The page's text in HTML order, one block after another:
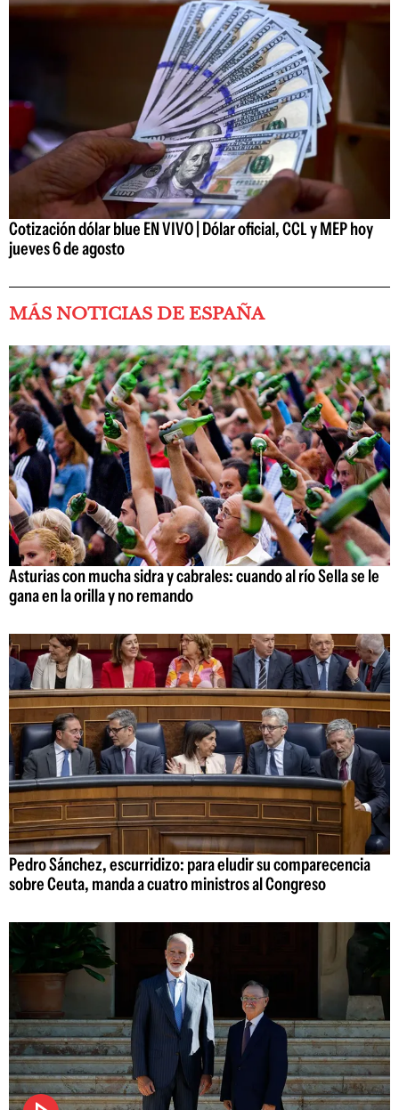
Cotización dólar blue EN VIVO | Dólar oficial, CCL y MEP hoy
jueves 6 de agosto
MÁS NOTICIAS DE ESPAÑA
Asturias con mucha sidra y cabrales: cuando al río Sella se le
gana en la orilla y no remando
Pedro Sánchez, escurridizo: para eludir su comparecencia
sobre Ceuta, manda a cuatro ministros al Congreso